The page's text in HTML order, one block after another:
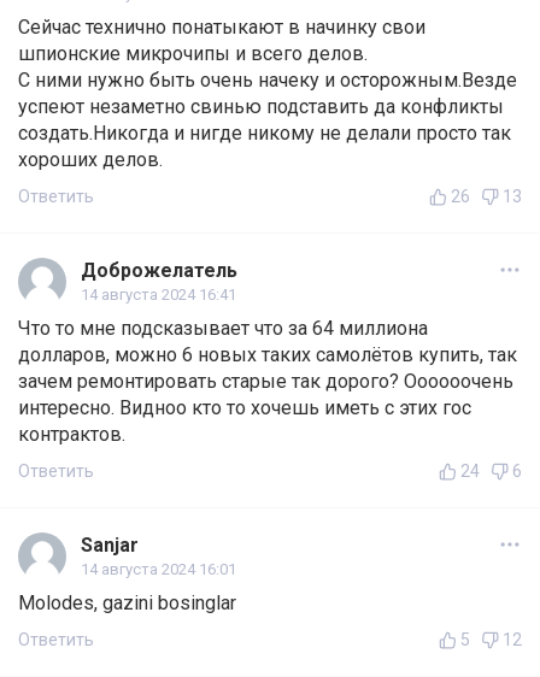
Сейчас технично понатыкают в начинку свои
шпионские микрочипы и всего делов.
С ними нужно быть очень начеку и осторожным.Везде
успеют незаметно свинью подставить да конфликты
создать.Никогда и нигде никому не делали просто так
хороших делов.
Ответить 26 13
Доброжелатель
14 августа 2024 16:41
Что то мне подсказывает что за 64 миллиона
долларов, можно 6 новых таких самолётов купить, так
зачем ремонтировать старые так дорого? Оооооочень
интересно. Видноо кто то хочешь иметь с этих гос
контрактов.
Ответить 24 6
Sanjar
14 августа 2024 16:01
Molodes, gazini bosinglar
Ответить 5 12